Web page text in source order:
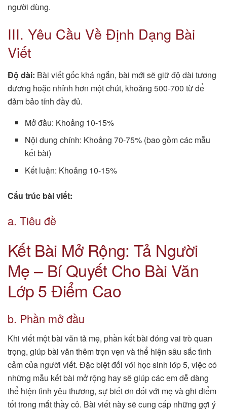
người dùng.
III. Yêu Cầu Về Định Dạng Bài
Viết
Độ dài: Bài viết gốc khá ngắn, bài mới sẽ giữ độ dài tương
đương hoặc nhỉnh hơn một chút, khoảng 500-700 từ để
đảm bảo tính đầy đủ.
Mở đầu: Khoảng 10-15%
Nội dung chính: Khoảng 70-75% (bao gồm các mẫu
kết bài)
Kết luận: Khoảng 10-15%
Cấu trúc bài viết:
a. Tiêu đề
Kết Bài Mở Rộng: Tả Người
Mẹ – Bí Quyết Cho Bài Văn
Lớp 5 Điểm Cao
b. Phần mở đầu
Khi viết một bài văn tả mẹ, phần kết bài đóng vai trò quan
trọng, giúp bài văn thêm trọn vẹn và thể hiện sâu sắc tình
cảm của người viết. Đặc biệt đối với học sinh lớp 5, việc có
những mẫu kết bài mở rộng hay sẽ giúp các em dễ dàng
thể hiện tình yêu thương, sự biết ơn đối với mẹ và ghi điểm
tốt trong mắt thầy cô. Bài viết này sẽ cung cấp những gợi ý